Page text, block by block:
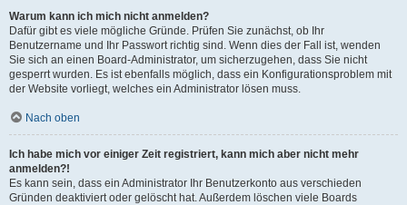
Warum kann ich mich nicht anmelden?
Dafür gibt es viele mögliche Gründe. Prüfen Sie zunächst, ob Ihr
Benutzername und Ihr Passwort richtig sind. Wenn dies der Fall ist, wenden
Sie sich an einen Board-Administrator, um sicherzugehen, dass Sie nicht
gesperrt wurden. Es ist ebenfalls möglich, dass ein Konfigurationsproblem mit
der Website vorliegt, welches ein Administrator lösen muss.
Nach oben
Ich habe mich vor einiger Zeit registriert, kann mich aber nicht mehr
anmelden?!
Es kann sein, dass ein Administrator Ihr Benutzerkonto aus verschieden
Gründen deaktiviert oder gelöscht hat. Außerdem löschen viele Boards